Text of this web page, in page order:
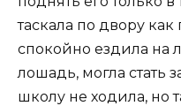
таскала по двору
спокойно ездила на
лошадь, могла стать
школу не ходила, но